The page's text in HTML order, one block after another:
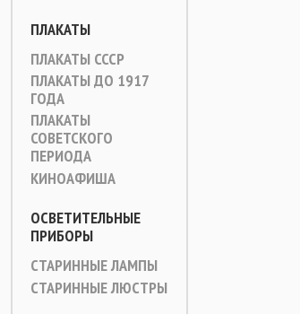
ПЛАКАТЫ
ПЛАКАТЫ СССР
ПЛАКАТЫ ДО 1917
ГОДА
ПЛАКАТЫ
СОВЕТСКОГО
ПЕРИОДА
КИНОАФИША
ОСВЕТИТЕЛЬНЫЕ
ПРИБОРЫ
СТАРИННЫЕ ЛАМПЫ
СТАРИННЫЕ ЛЮСТРЫ